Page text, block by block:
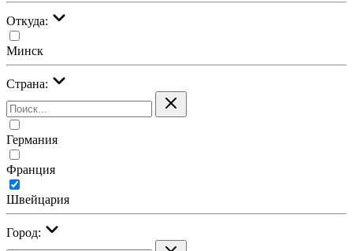
Откуда:
Минск
Страна:
Германия
Франция
Швейцария
Город: